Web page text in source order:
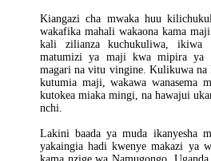
Kiangazi cha mwaka huu
wakafika mahali wakaona kama
kali zilianza kuchukuliwa, ikiwa
matumizi ya maji kwa mipira ya
magari na vitu vingine. Kulikuwa na
kutumia maji, wakawa wanasema
kutokea miaka mingi, na hawajui
nchi.
Lakini baada ya muda ikanyesha
yakaingia hadi kwenye makazi ya